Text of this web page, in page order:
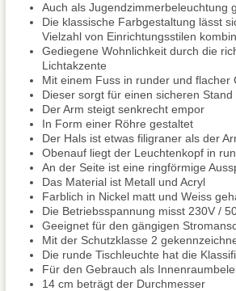
Auch als Jugendzimmerbeleuchtung
Die klassische Farbgestaltung lässt
Vielzahl von Einrichtungsstilen
Gediegene Wohnlichkeit durch die
Lichtakzente
Mit einem Fuss in runder und flacher
Dieser sorgt für einen sicheren Stand
Der Arm steigt senkrecht empor
In Form einer Röhre gestaltet
Der Hals ist etwas filigraner als der
Obenauf liegt der Leuchtenkopf in
An der Seite ist eine ringförmige
Das Material ist Metall und Acryl
Farblich in Nickel matt und Weiss
Die Betriebsspannung misst 230V /
Geeignet für den gängigen
Mit der Schutzklasse 2
Die runde Tischleuchte hat die
Für den Gebrauch als
14 cm beträgt der Durchmesser